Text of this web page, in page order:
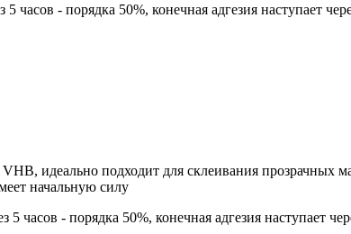
часов - порядка 50%, конечная адгезия наступает
идеально подходит для склеивания прозрачных
начальную силу
часов - порядка 50%, конечная адгезия наступает